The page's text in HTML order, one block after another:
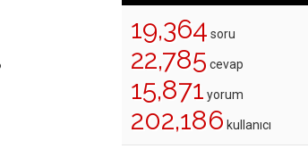
19,364 soru
22,785 cevap
15,871 yorum
202,186 kullanıcı